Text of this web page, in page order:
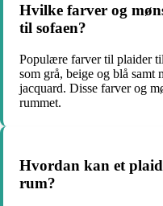
Hvilke farver og
til sofaen?
Populære farver til plaider
som grå, beige og blå samt
jacquard. Disse farver og
rummet.
Hvordan kan et
rum?